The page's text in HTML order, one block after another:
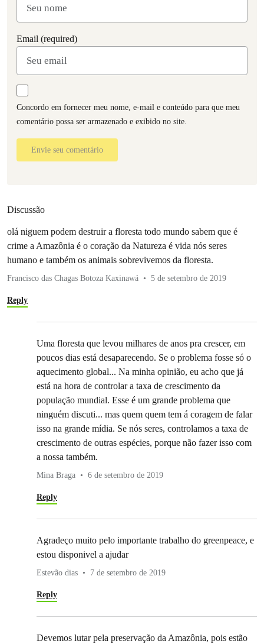
Email (required)
Concordo em fornecer meu nome, e-mail e conteúdo para que meu
comentário possa ser armazenado e exibido no site.
Envie seu comentário
Discussão
olá niguem podem destruir a floresta todo mundo sabem que é
crime a Amazônia é o coração da Natureza é vida nós seres
humano e também os animais sobrevivemos da floresta.
Francisco das Chagas Botoza Kaxinawá 5 de setembro de 2019
Reply
Uma floresta que levou milhares de anos pra crescer, em
poucos dias está desaparecendo. Se o problema fosse só o
aquecimento global... Na minha opinião, eu acho que já
está na hora de controlar a taxa de crescimento da
população mundial. Esse é um grande problema que
ninguém discuti... mas quem quem tem á coragem de falar
isso na grande mídia. Se nós seres, controlamos a taxa de
crescimento de outras espécies, porque não fazer isso com
a nossa também.
Mina Braga 6 de setembro de 2019
Reply
Agradeço muito pelo importante trabalho do greenpeace, e
estou disponivel a ajudar
Estevão dias 7 de setembro de 2019
Reply
Devemos lutar pela preservação da Amazônia, pois estão